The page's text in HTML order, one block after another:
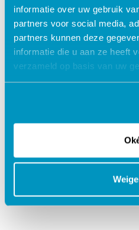
informatie over uw gebruik
partners voor social media,
partners kunnen deze
informatie die u aan ze heeft
verzameld op basis van uw
ECD Gehandicaptenzorg
ECD Ouderenzorg
ECD Jeugdzorg
EPD Geestelijke
Digitale Zorg
Vrijwilligersportaal